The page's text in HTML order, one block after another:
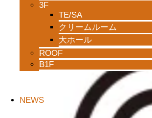
3F
TE/SA
クリームルーム
大ホール
ROOF
B1F
NEWS